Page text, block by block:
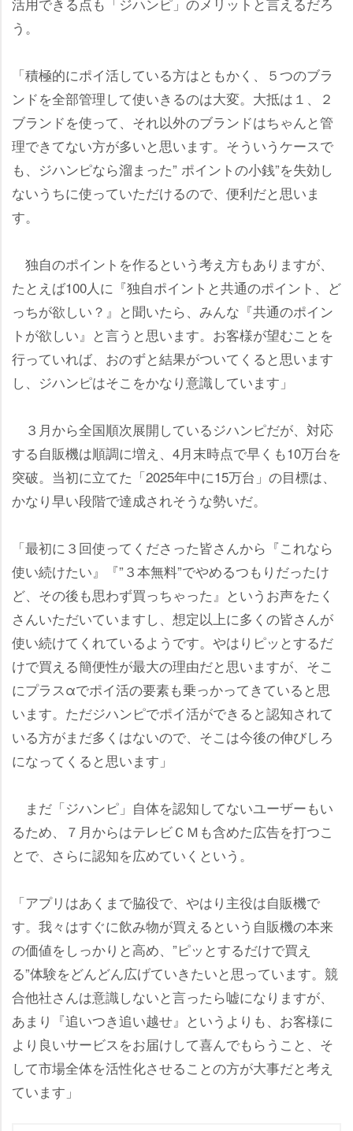
う。
「積極的にポイ活している方はともかく、５つのブラ
ンドを全部管理して使いきるのは大変。大抵は１、２
ブランドを使って、それ以外のブランドはちゃんと管
理できてない方が多いと思います。そういうケースで
も、ジハンピなら溜まった” ポイントの小銭”を失効し
ないうちに使っていただけるので、便利だと思いま
す。
独自のポイントを作るという考え方もありますが、
たとえば100人に『独自ポイントと共通のポイント、ど
っちが欲しい？』と聞いたら、みんな『共通のポイン
トが欲しい』と言うと思います。お客様が望むことを
行っていれば、おのずと結果がついてくると思います
し、ジハンピはそこをかなり意識しています」
３月から全国順次展開しているジハンピだが、対応
する自販機は順調に増え、4月末時点で早くも10万台を
突破。当初に立てた「2025年中に15万台」の目標は、
かなり早い段階で達成されそうな勢いだ。
「最初に３回使ってくださった皆さんから『これなら
使い続けたい』『”３本無料”でやめるつもりだったけ
ど、その後も思わず買っちゃった』というお声をたく
さんいただいていますし、想定以上に多くの皆さんが
使い続けてくれているようです。やはりピッとするだ
けで買える簡便性が最大の理由だと思いますが、そこ
にプラスαでポイ活の要素も乗っかってきていると思
います。ただジハンピでポイ活ができると認知されて
いる方がまだ多くはないので、そこは今後の伸びしろ
になってくると思います」
まだ「ジハンピ」自体を認知してないユーザーもい
るため、７月からはテレビＣＭも含めた広告を打つこ
とで、さらに認知を広めていくという。
「アプリはあくまで脇役で、やはり主役は自販機で
す。我々はすぐに飲み物が買えるという自販機の本来
の価値をしっかりと高め、”ピッとするだけで買え
る”体験をどんどん広げていきたいと思っています。競
合他社さんは意識しないと言ったら嘘になりますが、
あまり『追いつき追い越せ』というよりも、お客様に
より良いサービスをお届けして喜んでもらうこと、そ
して市場全体を活性化させることの方が大事だと考え
ています」